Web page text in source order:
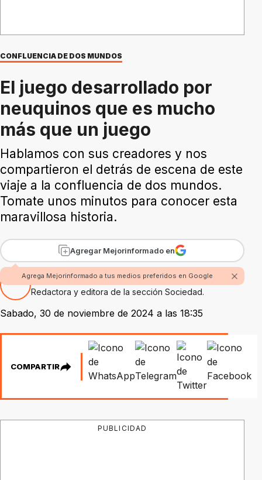
CONFLUENCIA DE DOS MUNDOS
El juego desarrollado por
neuquinos que es mucho
más que un juego
Hablamos con sus creadores y nos
compartieron el detrás de escena de este
viaje a la confluencia de dos mundos.
Tomate unos minutos para conocer esta
maravillosa historia.
Agregar Mejorinformado en
Agrega Mejorinformado a tus medios preferidos en Google
Por Maria Marta Martínez
Redactora y editora de la sección Sociedad.
Sabado, 30 de noviembre de 2024 a las 18:35
COMPARTIR
PUBLICIDAD